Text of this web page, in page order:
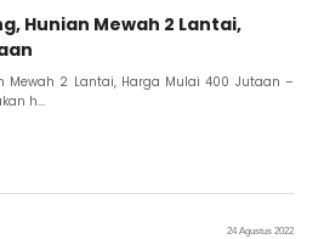
Hunian Mewah 2 Lantai,
Mewah 2 Lantai, Harga Mulai 400 Jutaan –
h...
24 Agustus 2022